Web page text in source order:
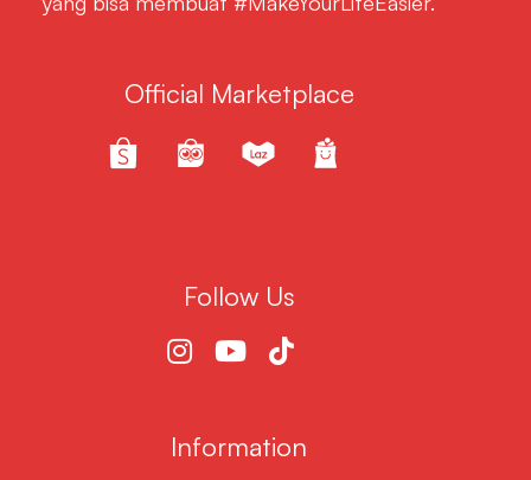
Official Marketplace
Follow Us
Information